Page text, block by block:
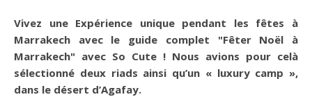
Vivez une Expérience unique pendant les fêtes à
Marrakech avec le guide complet "Fêter Noël à
Marrakech" avec So Cute ! Nous avions pour celà
sélectionné deux riads ainsi qu’un « luxury camp »,
dans le désert d’Agafay.